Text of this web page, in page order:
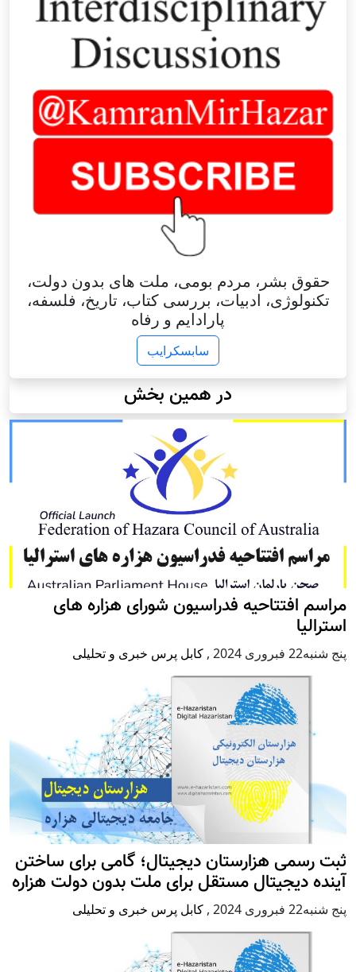
حقوق بشر، مردم بومی، ملت های بدون دولت،
تکنولوژی، ادبیات، بررسی کتاب، تاریخ، فلسفه،
پارادایم و رفاه
سابسکرایب
در همین بخش
مراسم افتتاحیه فدراسیون شورای هزاره های
استرالیا
پنج شنبه22 فبروری 2024 , کابل پرس خبری و تحلیلی
ثبت رسمی هزارستان دیجیتال؛ گامی برای ساختن
آینده دیجیتال مستقل برای ملت بدون دولت هزاره
پنج شنبه22 فبروری 2024 , کابل پرس خبری و تحلیلی